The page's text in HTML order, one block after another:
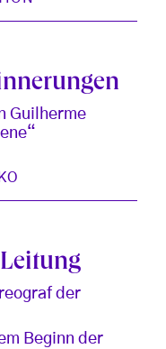
Guilherme
der
Beginn der